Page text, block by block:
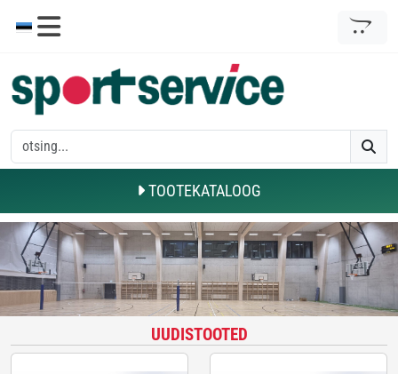
TOOTEKATALOOG
UUDISTOOTED